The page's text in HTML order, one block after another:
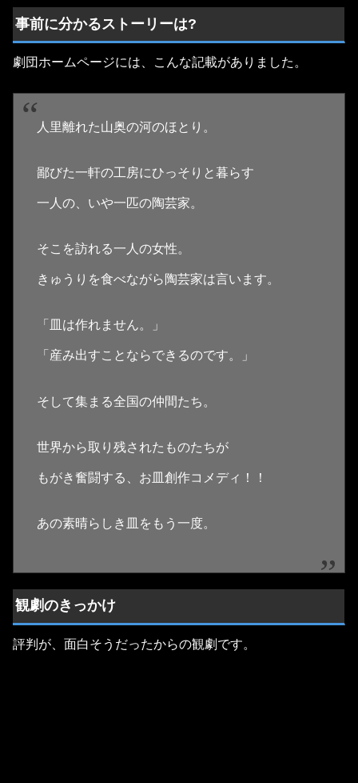
事前に分かるストーリーは?
劇団ホームページには、こんな記載がありました。
人里離れた山奥の河のほとり。
鄙びた一軒の工房にひっそりと暮らす
一人の、いや一匹の陶芸家。
そこを訪れる一人の女性。
きゅうりを食べながら陶芸家は言います。
「皿は作れません。」
「産み出すことならできるのです。」
そして集まる全国の仲間たち。
世界から取り残されたものたちが
もがき奮闘する、お皿創作コメディ！！
あの素晴らしき皿をもう一度。
観劇のきっかけ
評判が、面白そうだったからの観劇です。